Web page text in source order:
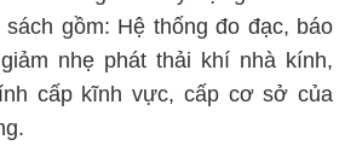
gồm: Hệ thống đo đạc, báo
nhẹ phát thải khí nhà kính,
cấp kĩnh vực, cấp cơ sở của